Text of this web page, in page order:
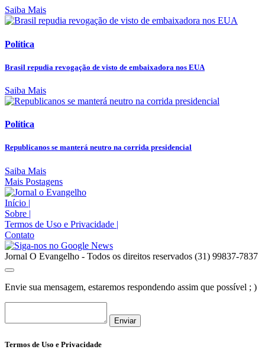
Saiba Mais
Política
Brasil repudia revogação de visto de embaixadora nos EUA
Saiba Mais
Política
Republicanos se manterá neutro na corrida presidencial
Saiba Mais
Mais Postagens
Início |
Sobre |
Termos de Uso e Privacidade |
Contato
Jornal O Evangelho - Todos os direitos reservados (31) 99837-7837
Envie sua mensagem, estaremos respondendo assim que possível ; )
Enviar
Termos de Uso e Privacidade